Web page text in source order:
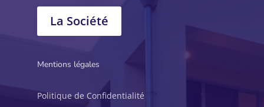
La Société
Mentions légales
Politique de Confidentialité